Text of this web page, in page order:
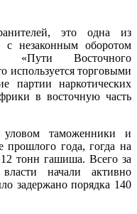
это одна из
незаконным оборотом
Восточного
используется торговыми
партии наркотических
в восточную часть
таможенники и
прошлого года, гогда на
тонн гашиша. Всего за
начали активно
задержано порядка 140